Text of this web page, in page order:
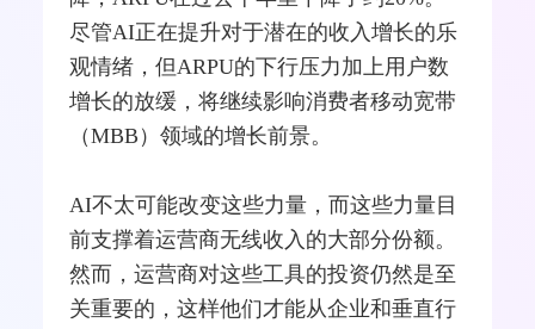
尽管AI正在提升对于潜在的收入增长的乐
观情绪，但ARPU的下行压力加上用户数
增长的放缓，将继续影响消费者移动宽带
（MBB）领域的增长前景。
AI不太可能改变这些力量，而这些力量目
前支撑着运营商无线收入的大部分份额。
然而，运营商对这些工具的投资仍然是至
关重要的，这样他们才能从企业和垂直行